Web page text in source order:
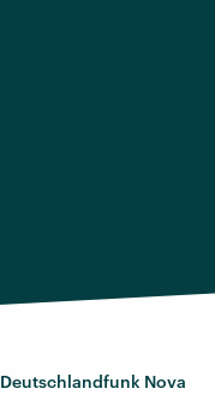
Deutschlandfunk Nova